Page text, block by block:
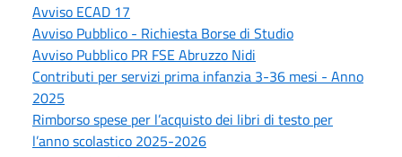
Avviso ECAD 17
Avviso Pubblico - Richiesta Borse di Studio
Avviso Pubblico PR FSE Abruzzo Nidi
Contributi per servizi prima infanzia 3-36 mesi - Anno
2025
Rimborso spese per l’acquisto dei libri di testo per
l’anno scolastico 2025-2026